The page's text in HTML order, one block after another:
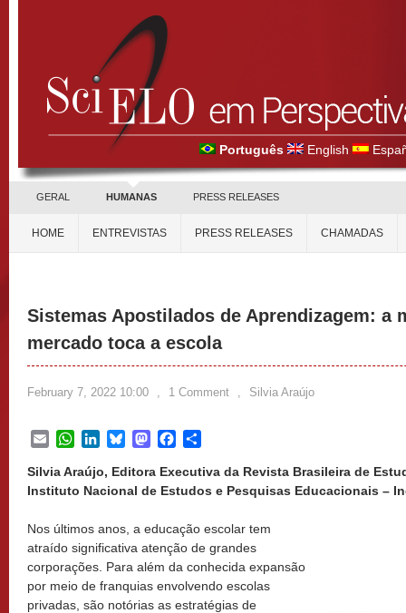
Português English
GERAL HUMANAS PRESS RELEASES
HOME ENTREVISTAS PRESS RELEASES CHAMADAS
Sistemas Apostilados de Aprendizagem: a
mercado toca a escola
February 7, 2022 10:00 , 1 Comment , Silvia Araújo
EmailWhatsApp
LinkedInBlueskyMastodonFacebook
Silvia Araújo, Editora Executiva da Revista Brasileira de
Instituto Nacional de Estudos e Pesquisas Educacionais –
Nos últimos anos, a educação escolar tem
atraído significativa atenção de grandes
corporações. Para além da conhecida expansão
por meio de franquias envolvendo escolas
privadas, são notórias as estratégias de